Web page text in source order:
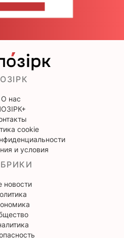
О нас
cookie
и условия
новости